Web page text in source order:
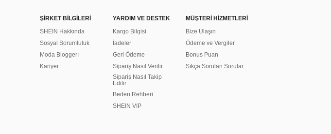
ŞİRKET BİLGİLERİ
SHEIN Hakkında
Sosyal Sorumluluk
Moda Bloggerı
Kariyer
YARDIM VE DESTEK
Kargo Bilgisi
İadeler
Geri Ödeme
Sipariş Nasıl Verilir
Sipariş Nasıl Takip
Edilir
Beden Rehberi
SHEIN VIP
MÜŞTERİ HİZMETLERİ
Bize Ulaşın
Ödeme ve Vergiler
Bonus Puan
Sıkça Sorulan Sorular